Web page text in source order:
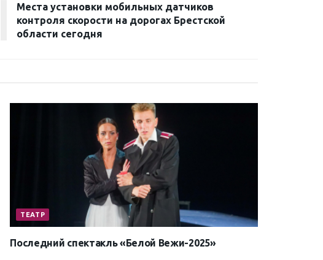
Места установки мобильных датчиков
контроля скорости на дорогах Брестской
области сегодня
ТЕАТР
Последний спектакль «Белой Вежи-2025»